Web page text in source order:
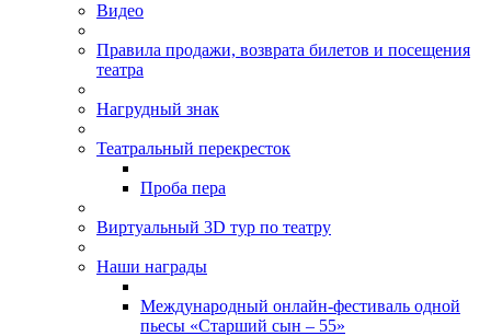
Видео
Правила продажи, возврата билетов и посещения
театра
Нагрудный знак
Театральный перекресток
Проба пера
Виртуальный 3D тур по театру
Наши награды
Международный онлайн-фестиваль одной
пьесы «Старший сын – 55»